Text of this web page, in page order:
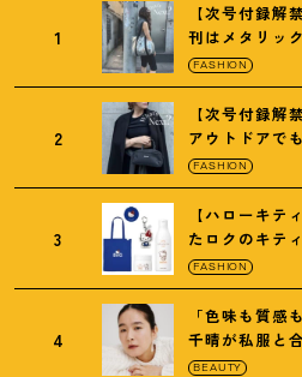
1
【次号付録解
刊はメタリッ
の保冷バッグ
FASHION
2
【次号付録解
アウトドアで
トの黒ショルダ
FASHION
3
【ハローキテ
たロクのキテ
ゼの限定パケも
FASHION
4
「色味も質感
千晴が私服と
リクイド リッ
BEAUTY